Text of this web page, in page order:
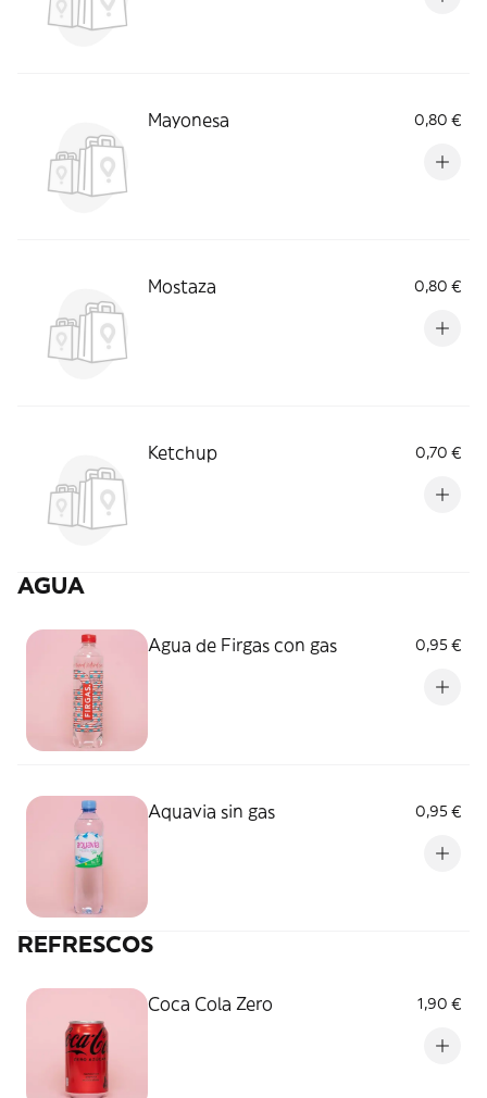
Mayonesa 0,80 €
Mostaza 0,80 €
Ketchup 0,70 €
AGUA
Agua de Firgas con gas 0,95 €
Aquavia sin gas 0,95 €
REFRESCOS
Coca Cola Zero 1,90 €